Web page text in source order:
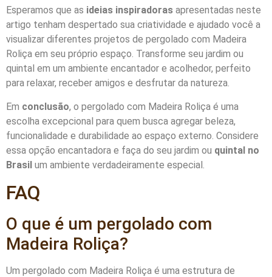
Esperamos que as ideias inspiradoras apresentadas neste
artigo tenham despertado sua criatividade e ajudado você a
visualizar diferentes projetos de pergolado com Madeira
Roliça em seu próprio espaço. Transforme seu jardim ou
quintal em um ambiente encantador e acolhedor, perfeito
para relaxar, receber amigos e desfrutar da natureza.
Em conclusão, o pergolado com Madeira Roliça é uma
escolha excepcional para quem busca agregar beleza,
funcionalidade e durabilidade ao espaço externo. Considere
essa opção encantadora e faça do seu jardim ou quintal no
Brasil um ambiente verdadeiramente especial.
FAQ
O que é um pergolado com
Madeira Roliça?
Um pergolado com Madeira Roliça é uma estrutura de